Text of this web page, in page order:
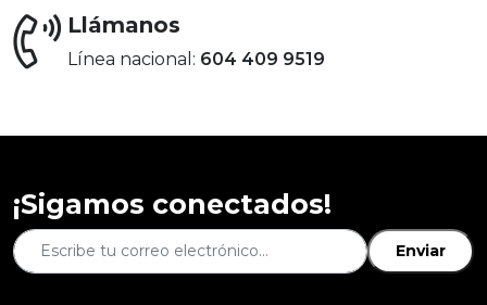
Llámanos
Línea nacional: 604 409 9519
¡Sigamos conectados!
Enviar